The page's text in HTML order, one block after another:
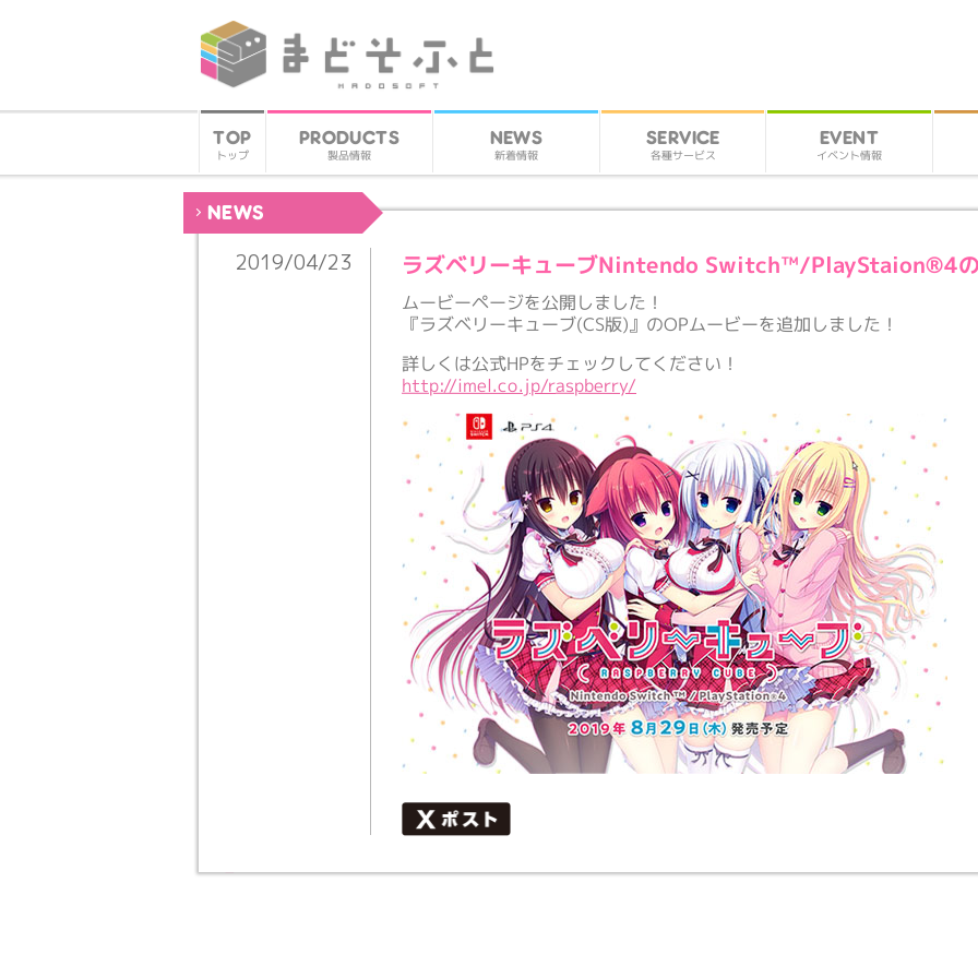
TOP
トップ
PRODUCTS
製品情報
NEWS
新着情報
SERVICE
各種サービス
EVENT
イベント情報
NEWS
2019/04/23 ラズベリーキューブNintendo Switch™/PlayStaion®4
ムービーページを公開しました！
『ラズベリーキューブ(CS版)』のOPムービーを追加しました！
詳しくは公式HPをチェックしてください！
http://imel.co.jp/raspberry/